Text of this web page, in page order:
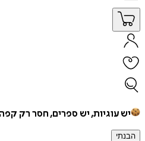
יש עוגיות, יש ספרים, חסר רק
הבנתי